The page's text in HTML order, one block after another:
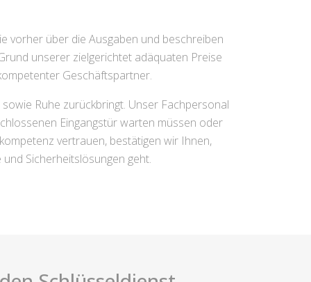
vorher über die Ausgaben und beschreiben
unserer zielgerichtet adäquaten Preise
Geschäftspartner.
Ruhe zurückbringt. Unser Fachpersonal
Eingangstür warten müssen oder
vertrauen, bestätigen wir Ihnen,
Sicherheitslösungen geht.